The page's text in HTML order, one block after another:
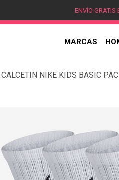
ENVÍO GRATIS
MARCAS
CALCETIN NIKE KIDS BASIC